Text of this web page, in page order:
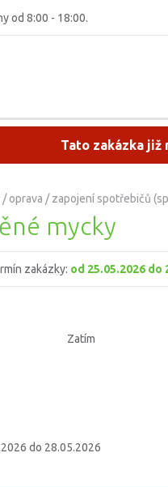
od 8:00 - 18:00.
Tato zakázka již
oprava / zapojení spotřebičů
mycky
zakázky: od 25.05.2026 do
Zatím
do 28.05.2026